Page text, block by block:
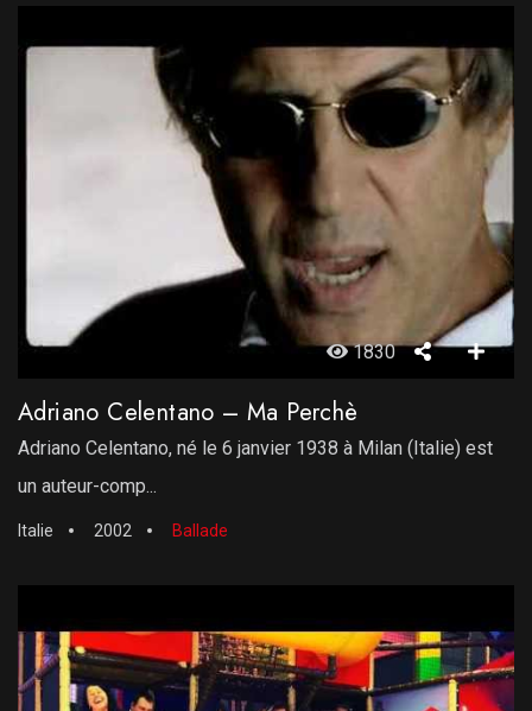
1830
Adriano Celentano – Ma Perchè
Adriano Celentano, né le 6 janvier 1938 à Milan (Italie) est
un auteur-comp...
Italie 2002 Ballade